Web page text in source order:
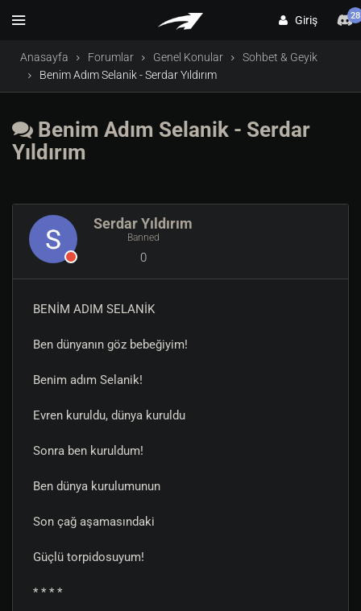
Giriş 28
Anasayfa Forumlar Genel Konular
Sohbet & Geyik
Benim Adım Selanik - Serdar Yıldırım
Benim Adım Selanik - Serdar
Yıldırım
Serdar Yıldırım
Banned
0
BENİM ADIM SELANİK
Ben dünyanın göz bebeğiyim!
Benim adım Selanik!
Evren kuruldu, dünya kuruldu
Sonra ben kuruldum!
Ben dünya kurulumunun
Son çağ aşamasındaki
Güçlü torpidosuyum!
* * * *